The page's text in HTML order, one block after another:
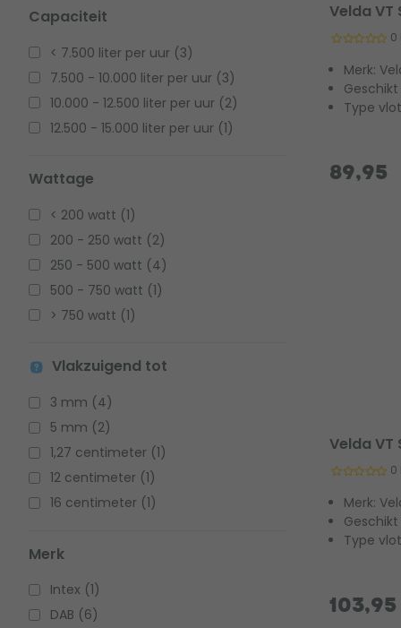
Capaciteit
< 7.500 liter per uur (3)
7.500 - 10.000 liter per uur (3)
10.000 - 12.500 liter per uur (2)
12.500 - 15.000 liter per uur (1)
Wattage
< 200 watt (1)
200 - 250 watt (2)
250 - 500 watt (4)
500 - 750 watt (1)
> 750 watt (1)
Vlakzuigend tot
3 mm (4)
5 mm (2)
1,27 centimeter (1)
12 centimeter (1)
16 centimeter (1)
Merk
Intex (1)
DAB (6)
Velda
0
Merk:
Type
89,95
Velda VT
0
Merk:
Type
103,95